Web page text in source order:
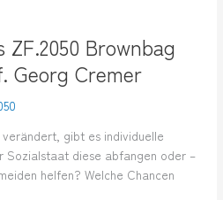
Brownbag
Georg Cremer
gibt es individuelle
Sozialstaat diese abfangen oder –
helfen? Welche Chancen